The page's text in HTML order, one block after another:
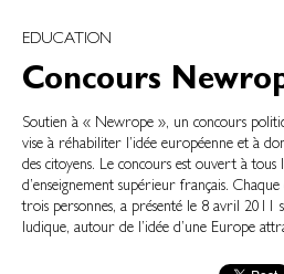
EDUCATION
Concours
Soutien à « Newrope », un concours
vise à réhabiliter l’idée européenne et à
des citoyens. Le concours est ouvert à tous
d’enseignement supérieur français.
trois personnes, a présenté le 8 avril 2011
ludique, autour de l’idée d’une Europe